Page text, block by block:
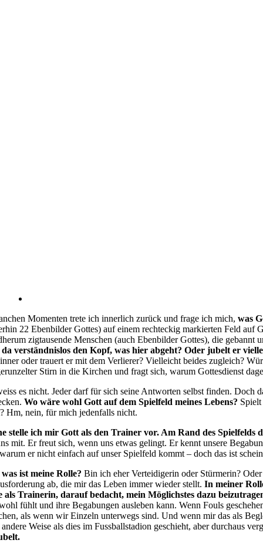
Momenten trete ich innerlich zurück und frage ich mich,was
22 Ebenbilder Gottes) auf einem rechteckig markierten Feld auf
zigtausende Menschen (auch Ebenbilder Gottes), die
verständnislos den Kopf, was hier abgeht? Oder jubelt er
oder trauert er mit dem Verlierer? Vielleicht beides zugleich?
Stirn in die Kirchen und fragt sich, warum Gottesdienst
es nicht. Jeder darf für sich seine Antworten selbst finden. Doch
Wo wäre wohl Gott auf dem Spielfeld meines Lebens?
Hm, nein, für mich jedenfalls nicht.
stelle ich mir Gott als den Trainer vor. Am Rand des Spielfelds
mit. Er freut sich, wenn uns etwas gelingt. Er kennt unsere
er nicht einfach auf unser Spielfeld kommt – doch das ist
ist meine Rolle? Bin ich eher Verteidigerin oder Stürmerin?
ab, die mir das Leben immer wieder stellt.In meiner
als Trainerin, darauf bedacht, mein Möglichstes dazu
fühlt und ihre Begabungen ausleben kann. Wenn Fouls
als wenn wir Einzeln unterwegs sind. Und wenn mir das als
andere Weise als dies im Fussballstadion geschieht, aber durchaus